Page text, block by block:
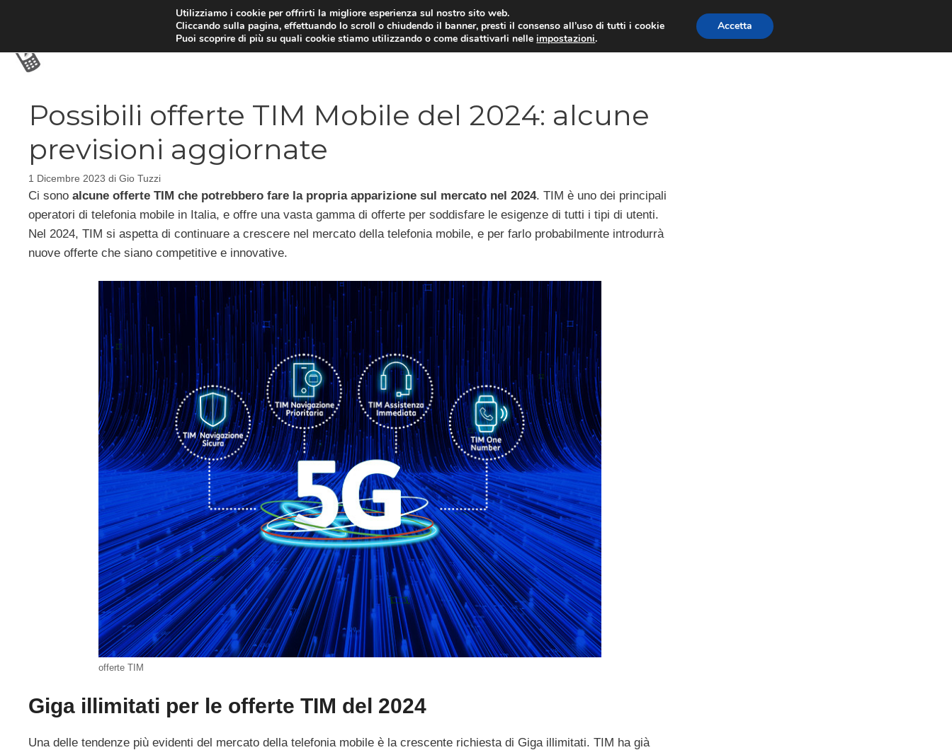
TARIFFE E PROMOZIONI
Possibili offerte TIM Mobile del 2024: alcune
previsioni aggiornate
1 Dicembre 2023 di Gio Tuzzi
Ci sono alcune offerte TIM che potrebbero fare la propria apparizione sul mercato nel 2024. TIM è uno dei principali
operatori di telefonia mobile in Italia, e offre una vasta gamma di offerte per soddisfare le esigenze di tutti i tipi di utenti.
Nel 2024, TIM si aspetta di continuare a crescere nel mercato della telefonia mobile, e per farlo probabilmente introdurrà
nuove offerte che siano competitive e innovative.
offerte TIM
Giga illimitati per le offerte TIM del 2024
Una delle tendenze più evidenti del mercato della telefonia mobile è la crescente richiesta di Giga illimitati. TIM ha già
Utilizziamo i cookie per offrirti la migliore esperienza sul nostro sito web.
Cliccando sulla pagina, effettuando lo scroll o chiudendo il banner, presti il consenso all’uso di tutti i cookie
Puoi scoprire di più su quali cookie stiamo utilizzando o come disattivarli nelleimpostazioni.
Accetta